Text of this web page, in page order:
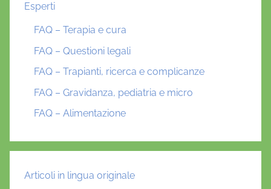
Esperti
FAQ – Terapia e cura
FAQ – Questioni legali
FAQ – Trapianti, ricerca e complicanze
FAQ – Gravidanza, pediatria e micro
FAQ – Alimentazione
Articoli in lingua originale